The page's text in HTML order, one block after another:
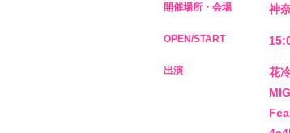
HOME開催場所・会場 神
OPEN/START
出演
花